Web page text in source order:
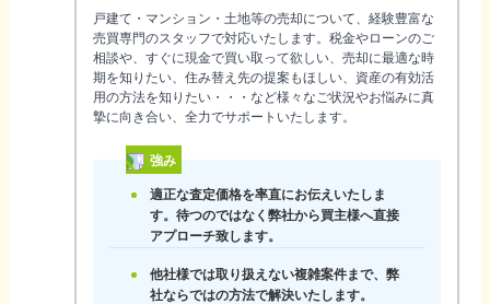
戸建て・マンション・土地等の売却について、経験豊富な
売買専門のスタッフで対応いたします。税金やローンのご
相談や、すぐに現金で買い取って欲しい、売却に最適な時
期を知りたい、住み替え先の提案もほしい、資産の有効活
用の方法を知りたい・・・など様々なご状況やお悩みに真
摯に向き合い、全力でサポートいたします。
強み
適正な査定価格を率直にお伝えいたしま
す。待つのではなく弊社から買主様へ直接
アプローチ致します。
他社様では取り扱えない複雑案件まで、弊
社ならではの方法で解決いたします。